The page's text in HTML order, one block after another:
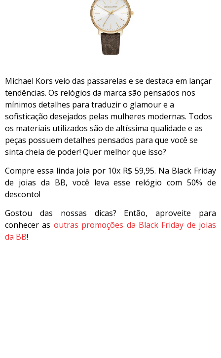
Michael Kors veio das passarelas e se destaca em lançar
tendências. Os relógios da marca são pensados nos
mínimos detalhes para traduzir o glamour e a
sofisticação desejados pelas mulheres modernas. Todos
os materiais utilizados são de altíssima qualidade e as
peças possuem detalhes pensados para que você se
sinta cheia de poder! Quer melhor que isso?
Compre essa linda joia por 10x R$ 59,95. Na Black Friday
de joias da BB, você leva esse relógio com 50% de
desconto!
Gostou das nossas dicas? Então, aproveite para
conhecer as outras promoções da Black Friday de joias
da BB!